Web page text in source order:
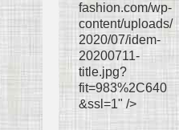
fashion.com/wp-
content/uploads/
2020/07/idem-
20200711-
title.jpg?
fit=983%2C640
&ssl=1" />